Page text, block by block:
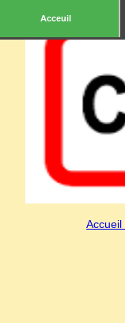
Acceuil
Accueil